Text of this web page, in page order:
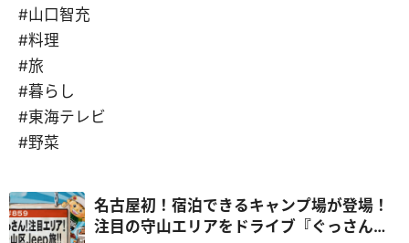
#山口智充
#料理
#旅
#暮らし
#東海テレビ
#野菜
名古屋初！宿泊できるキャンプ場が登場！
注目の守山エリアをドライブ『ぐっさん